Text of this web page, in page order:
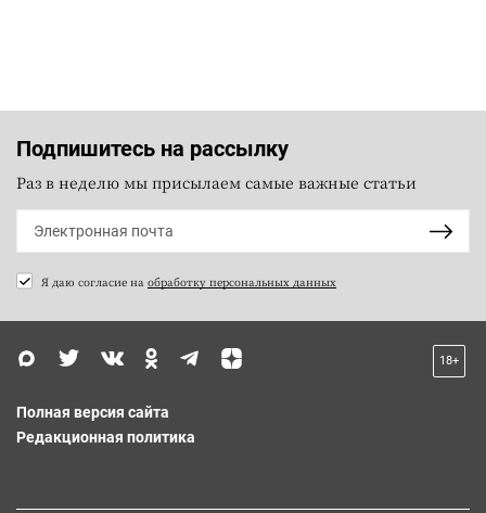
Подпишитесь на рассылку
Раз в неделю мы присылаем самые важные статьи
Я даю согласие на обработку персональных данных
18+
Полная версия сайта
Редакционная политика